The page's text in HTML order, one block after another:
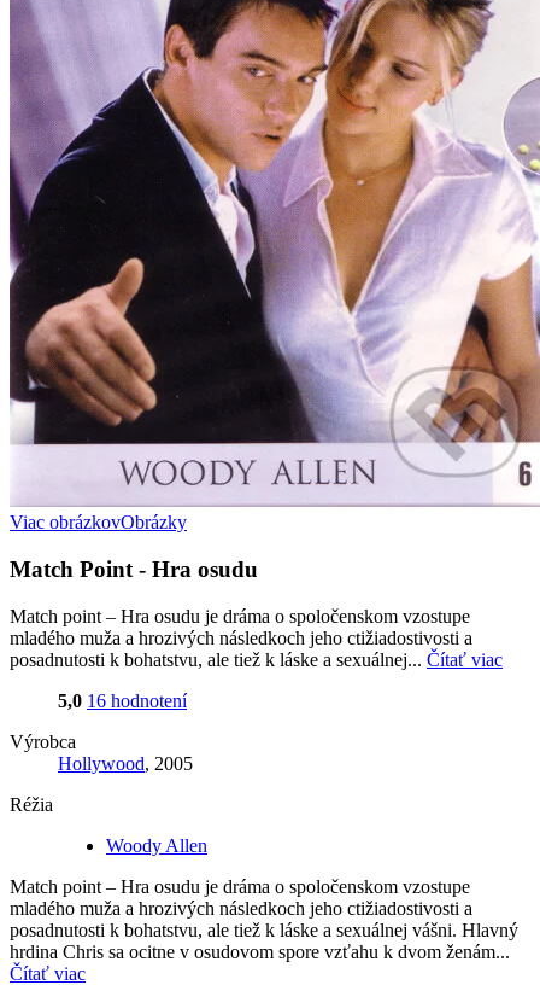
Viac obrázkovObrázky
Match Point - Hra osudu
Match point – Hra osudu je dráma o spoločenskom vzostupe
mladého muža a hrozivých následkoch jeho ctižiadostivosti a
posadnutosti k bohatstvu, ale tiež k láske a sexuálnej... Čítať viac
5,0 16 hodnotení
Výrobca
Hollywood, 2005
Réžia
Woody Allen
Match point – Hra osudu je dráma o spoločenskom vzostupe
mladého muža a hrozivých následkoch jeho ctižiadostivosti a
posadnutosti k bohatstvu, ale tiež k láske a sexuálnej vášni. Hlavný
hrdina Chris sa ocitne v osudovom spore vzťahu k dvom ženám...
Čítať viac